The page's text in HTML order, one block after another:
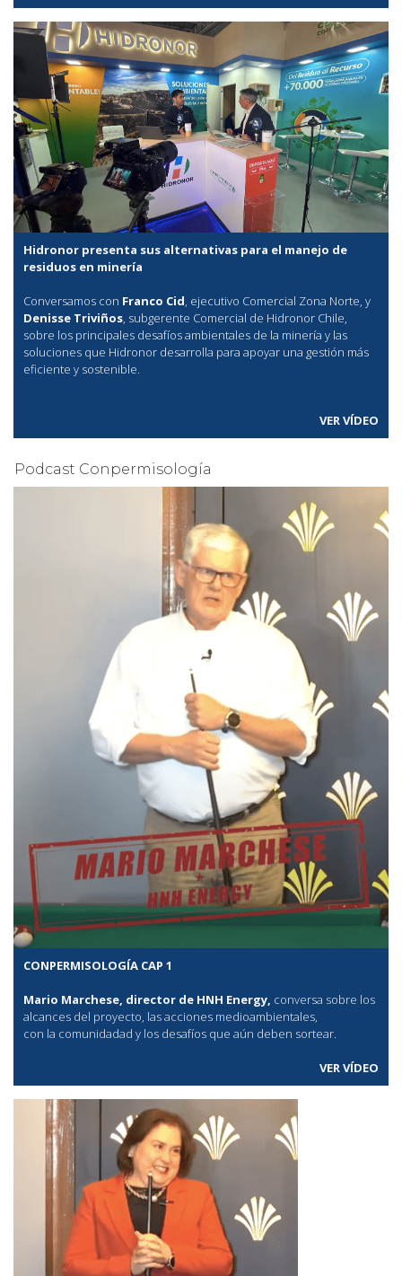
Hidronor presenta sus alternativas para el manejo de
residuos en minería
Conversamos con Franco Cid, ejecutivo Comercial Zona Norte, y
Denisse Triviños, subgerente Comercial de Hidronor Chile,
sobre los principales desafíos ambientales de la minería y las
soluciones que Hidronor desarrolla para apoyar una gestión más
eficiente y sostenible.
VER VÍDEO
Podcast Conpermisología
CONPERMISOLOGÍA CAP 1
Mario Marchese, director de HNH Energy, conversa sobre los
alcances del proyecto, las acciones medioambientales,
con la comunidadad y los desafíos que aún deben sortear.
VER VÍDEO